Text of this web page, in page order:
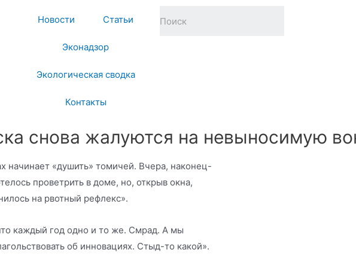
Новости Статьи
Эконадзор
Экологическая сводка
Контакты
снова жалуются на невыносимую
начинает «душить» томичей. Вчера, наконец-
проветрить в доме, но, открыв окна,
на рвотный рефлекс».
каждый год одно и то же. Смрад. А мы
об инновациях. Стыд-то какой».